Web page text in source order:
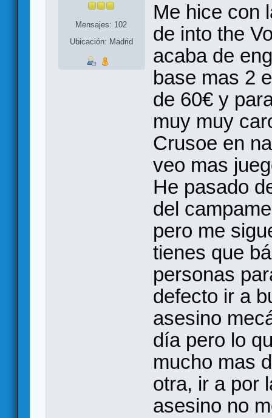
Mensajes: 102
Ubicación: Madrid
Me hice con
de into the
acaba de
base mas 2
de 60€ y
muy muy
Crusoe en
veo mas
He pasado
del
pero me
tienes que
personas
defecto ir a
asesino
día pero lo
mucho mas
otra, ir a por
asesino no